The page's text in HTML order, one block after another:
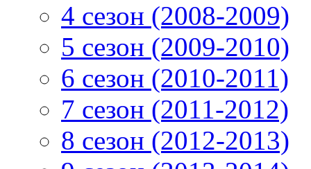
4 сезон (2008-2009)
5 сезон (2009-2010)
6 сезон (2010-2011)
7 сезон (2011-2012)
8 сезон (2012-2013)